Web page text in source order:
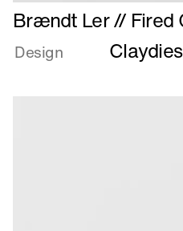
Læs
mere
om
Brændt Ler // Fired
Design Claydies